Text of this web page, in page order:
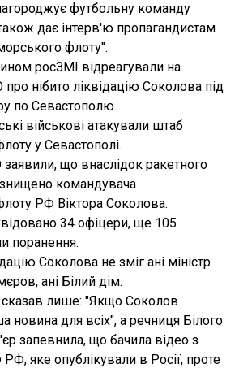
футбольну команду
дає інтерв'ю пропагандистам
флоту".
росЗМІ відреагували на
нібито ліквідацію Соколова під
по Севастополю.
військові атакували штаб
у Севастополі.
що внаслідок ракетного
командувача
РФ Віктора Соколова.
34 офіцери, ще 105
поранення.
Соколова не зміг ані міністр
ані Білий дім.
сказав лише: "Якщо Соколов
новина для всіх", а речниця Білого
запевнила, що бачила відео з
яке опублікували в Росії, проте